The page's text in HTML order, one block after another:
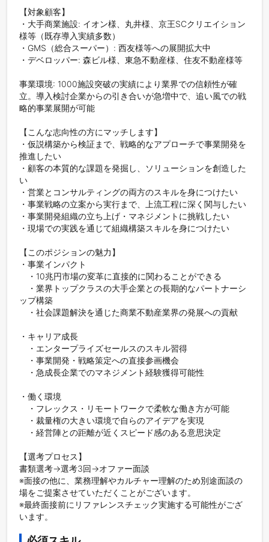
【対象顧客】
・大手商業施設: イオン様、丸井様、京王SCクリエイション
様等（既存導入実績多数）
・GMS（総合スーパー）: 西友様等への展開拡大中
・デベロッパー: 森ビル様、東急不動産様、住友不動産様等
事業環境: 1000施設突破の実績により業界での信頼性が確
立。導入検討企業からの引き合いが急増中で、追い風での戦
略的事業展開が可能
【こんな志向性の方にマッチします】
・仮説構築から検証まで、戦略的なアプローチで事業開発を
推進したい
・顧客の本質的な課題を発掘し、ソリューションを創造した
い
・営業とコンサルティングの両方のスキルを身につけたい
・事業戦略の立案から実行まで、上流工程に深く関与したい
・事業開発組織の立ち上げ・マネジメントに挑戦したい
・現場での実践を通じて組織構築スキルを身につけたい
【このポジションの魅力】
・事業インパクト
・10兆円市場の変革に直接的に関わることができる
・業界トップクラスの大手企業との長期的なパートナーシ
ップ構築
・社会課題解決を通じた商業不動産業界の発展への貢献
・キャリア成長
・エンタープライズセールスのスキル習得
・事業開発・戦略策定への直接参画機会
・急成長企業でのマネジメント経験獲得可能性
・働く環境
・フレックス・リモートワークで柔軟な働き方が可能
・裁量権の大きい環境で自らのアイデアを実現
・経営陣との距離が近くスピード感のある意思決定
【選考プロセス】
書類選考→選考3回→オファー面談
※面接の他に、業務理解やカルチャー理解のため別途面談の
場をご提案させていただくことがございます。
※最終面接前にリファレンスチェック実施する可能性がござ
います。